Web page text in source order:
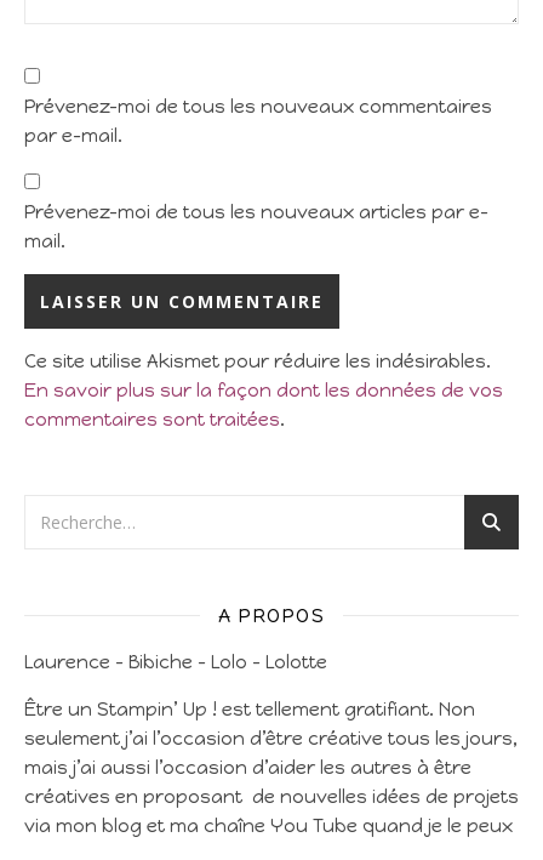
Prévenez-moi de tous les nouveaux commentaires
par e-mail.
Prévenez-moi de tous les nouveaux articles par e-
mail.
Ce site utilise Akismet pour réduire les indésirables.
En savoir plus sur la façon dont les données de vos
commentaires sont traitées.
A PROPOS
Laurence – Bibiche – Lolo – Lolotte
Être un Stampin’ Up ! est tellement gratifiant. Non
seulement j’ai l’occasion d’être créative tous les jours,
mais j’ai aussi l’occasion d’aider les autres à être
créatives en proposant de nouvelles idées de projets
via mon blog et ma chaîne You Tube quand je le peux